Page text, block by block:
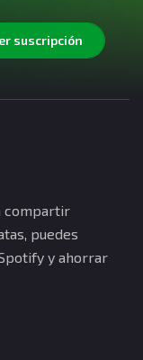
suscripción
compartir
puedes
y ahorrar